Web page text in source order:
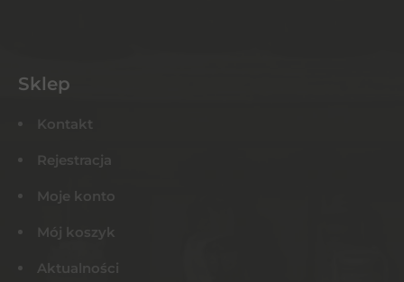
Sklep
Kontakt
Rejestracja
Moje konto
Mój koszyk
Aktualności